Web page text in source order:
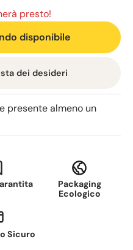
presto!
disponibile
dei desideri
presente almeno un
Packaging
Ecologico
Sicuro